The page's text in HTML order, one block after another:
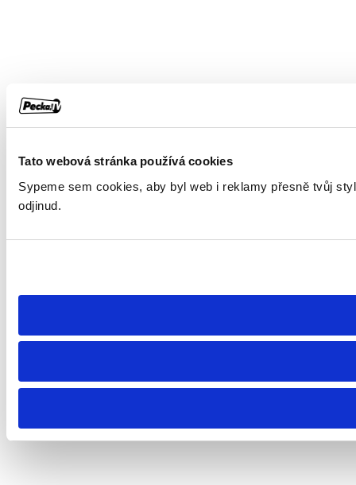
Tato webová stránka používá cookies
Sypeme sem cookies, aby byl web i reklamy přesně tvůj
odjinud.